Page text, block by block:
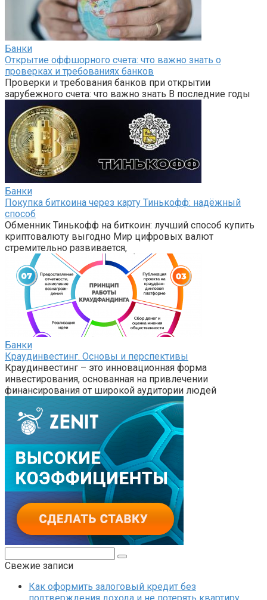
Банки
Открытие оффшорного счета: что важно знать о
проверках и требованиях банков
Проверки и требования банков при открытии
зарубежного счета: что важно знать В последние годы
Банки
Покупка биткоина через карту Тинькофф: надёжный
способ
Обменник Тинькофф на биткоин: лучший способ купить
криптовалюту выгодно Мир цифровых валют
стремительно развивается,
Банки
Краудинвестинг. Основы и перспективы
Краудинвестинг – это инновационная форма
инвестирования, основанная на привлечении
финансирования от широкой аудитории людей
Свежие записи
Как оформить залоговый кредит без